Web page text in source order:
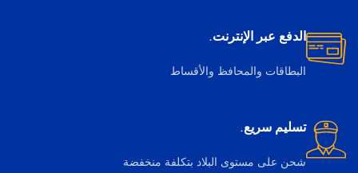
الدفع عبر الإنترنت.
البطاقات والمحافظ والأقساط
تسليم سريع.
شحن على مستوى البلاد بتكلفة منخفضة